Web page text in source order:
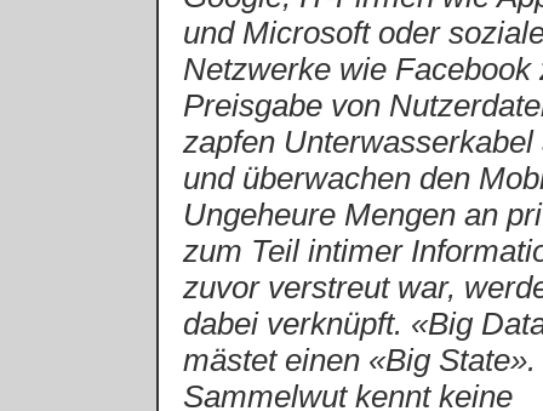
und Microsoft oder
Netzwerke wie Facebook
Preisgabe von
zapfen Unterwasserkabel
und überwachen den
Ungeheure Mengen an
zum Teil intimer
zuvor verstreut war,
dabei verknüpft. «Big
mästet einen «Big
Sammelwut kennt keine